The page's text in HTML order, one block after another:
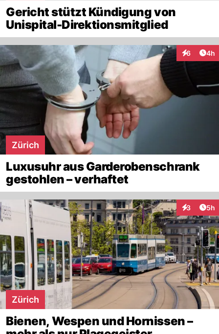
Gericht stützt Kündigung von
Unispital-Direktionsmitglied
6 4h
Zürich
Luxusuhr aus Garderobenschrank
gestohlen – verhaftet
3 5h
Zürich
Bienen, Wespen und Hornissen –